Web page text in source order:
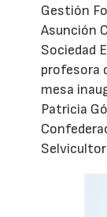
Gestión
Asunción
Sociedad
profesora
mesa
Patricia